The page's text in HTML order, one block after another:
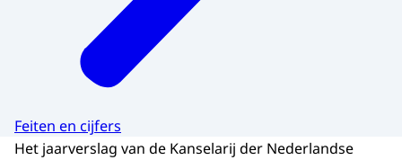
Feiten en cijfers
Het jaarverslag van de Kanselarij der Nederlandse